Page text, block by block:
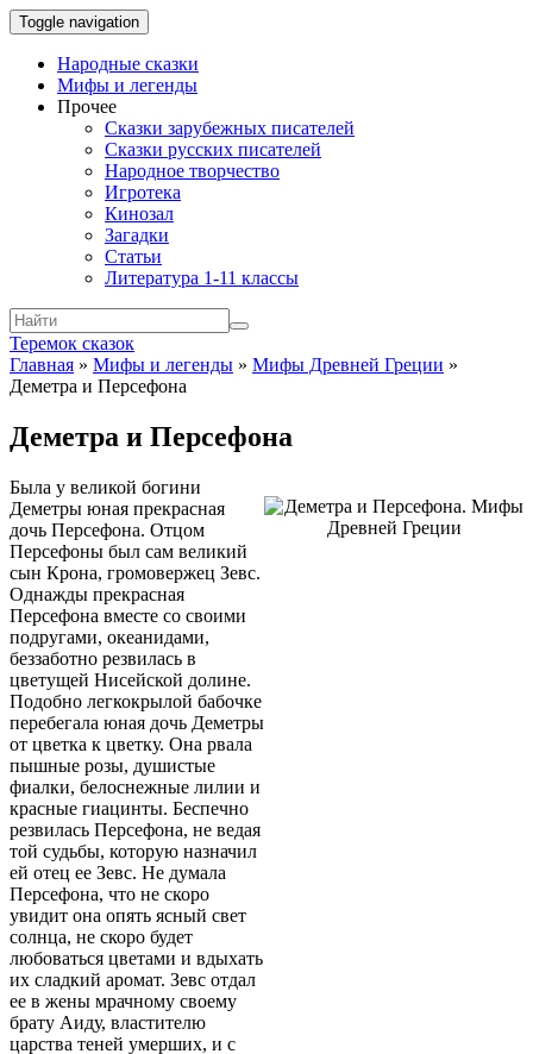
Toggle navigation
Народные сказки
Мифы и легенды
Прочее
Сказки зарубежных писателей
Сказки русских писателей
Народное творчество
Игротека
Кинозал
Загадки
Статьи
Литература 1-11 классы
Теремок сказок
Главная » Мифы и легенды » Мифы Древней Греции »
Деметра и Персефона
Деметра и Персефона
Была у великой богини
Деметры юная прекрасная
дочь Персефона. Отцом
Персефоны был сам великий
сын Крона, громовержец Зевс.
Однажды прекрасная
Персефона вместе со своими
подругами, океанидами,
беззаботно резвилась в
цветущей Нисейской долине.
Подобно легкокрылой бабочке
перебегала юная дочь Деметры
от цветка к цветку. Она рвала
пышные розы, душистые
фиалки, белоснежные лилии и
красные гиацинты. Беспечно
резвилась Персефона, не ведая
той судьбы, которую назначил
ей отец ее Зевс. Не думала
Персефона, что не скоро
увидит она опять ясный свет
солнца, не скоро будет
любоваться цветами и вдыхать
их сладкий аромат. Зевс отдал
ее в жены мрачному своему
брату Аиду, властителю
царства теней умерших, и с